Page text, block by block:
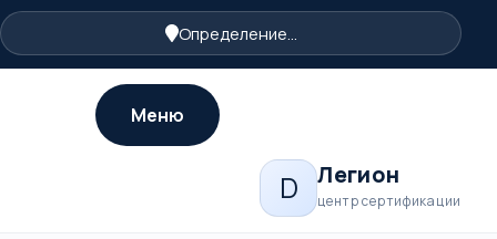
Определение...
D Легион
центр сертификации
Меню